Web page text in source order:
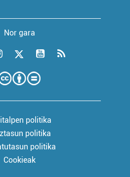
Nor gara
politika
politika
politika
Cookieak